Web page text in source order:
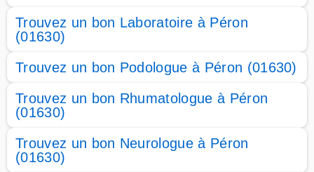
Trouvez un bon Laboratoire à Péron
(01630)
Trouvez un bon Podologue à Péron (01630)
Trouvez un bon Rhumatologue à Péron
(01630)
Trouvez un bon Neurologue à Péron
(01630)